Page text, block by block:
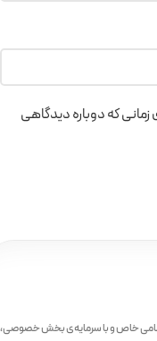
زمانی که دوباره دیدگاهی
سهامی خاص و با سرمایه‌ی بخش خصوصی،